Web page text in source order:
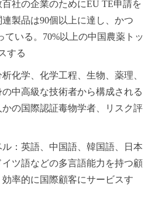
社の企業のためにEU TE申請を
製品は90個以上に達し、かつ
ている。70%以上の中国農薬トッ
する
化学、化学工程、生物、薬理、
中高級な技術者から構成される
の国際認証毒物学者、リスク評
：英語、中国語、韓国語、日本
ツ語などの多言語能力を持つ顧
率的に国際顧客にサービスす